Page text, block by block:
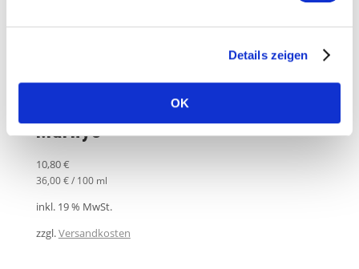
Details zeigen
OK
Propoltint – Propolis Tinktur
Marnys
10,80€
36,00€/ 100 ml
inkl. 19 % MwSt.
zzgl.Versandkosten